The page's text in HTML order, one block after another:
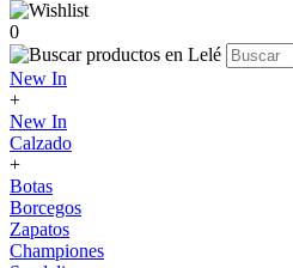
0
New In
+
New In
Calzado
+
Botas
Borcegos
Zapatos
Championes